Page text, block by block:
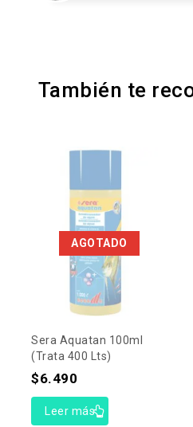
También te
AGOTADO
Sera Aquatan 100ml
(trata 400 Lts)
$6.490
Leer más